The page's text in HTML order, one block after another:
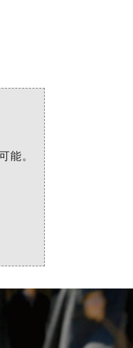
わたってお届け。2時間目と
能。